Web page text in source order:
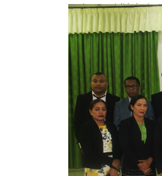
servisu espesialidade sira .